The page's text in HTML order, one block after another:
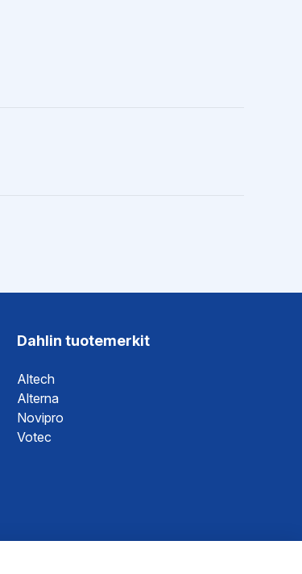
Dahlin tuotemerkit
Altech
Alterna
Novipro
Votec